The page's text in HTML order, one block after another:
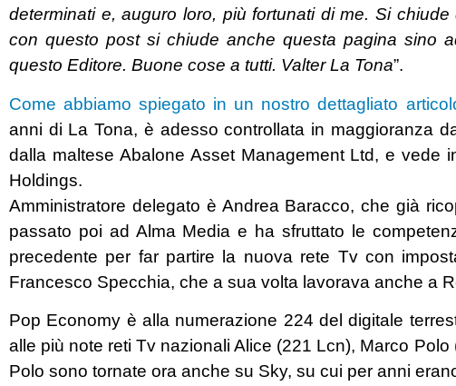
determinati e, auguro loro, più fortunati di me. Si
con questo post si chiude anche questa pagina sino
questo Editore. Buone cose a tutti. Valter La Tona”.
Come abbiamo spiegato in un nostro dettagliato
anni di La Tona, è adesso controllata in maggioranza
dalla maltese Abalone Asset Management Ltd, e vede
Holdings.
Amministratore delegato è Andrea Baracco, che già
passato poi ad Alma Media e ha sfruttato le
precedente per far partire la nuova rete Tv con
Francesco Specchia, che a sua volta lavorava anche a
Pop Economy è alla numerazione 224 del digitale
alle più note reti Tv nazionali Alice (221 Lcn), Marco
Polo sono tornate ora anche su Sky, su cui per anni